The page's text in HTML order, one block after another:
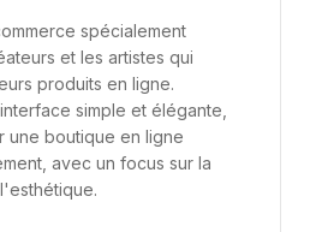
des équipes et améliore
les différents services,
marketing et la comptabilité.
sur les opérations, il
rapidement les points
les stratégies en
spécialement
et les artistes qui
produits en ligne.
simple et élégante,
une boutique en ligne
avec un focus sur la